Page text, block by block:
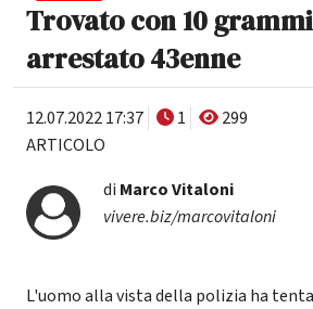
Trovato con 10
arrestato 43enne
12.07.2022 17:37 1
299
ARTICOLO
di Marco Vitaloni
vivere.biz/marcovitaloni
L'uomo alla vista della polizia ha